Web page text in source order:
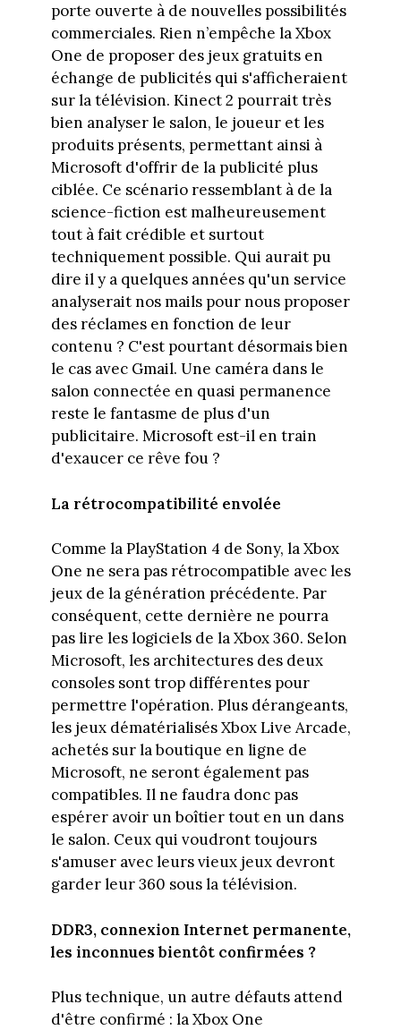
porte ouverte à de nouvelles possibilités
commerciales. Rien n’empêche la Xbox
One de proposer des jeux gratuits en
échange de publicités qui s'afficheraient
sur la télévision. Kinect 2 pourrait très
bien analyser le salon, le joueur et les
produits présents, permettant ainsi à
Microsoft d'offrir de la publicité plus
ciblée. Ce scénario ressemblant à de la
science-fiction est malheureusement
tout à fait crédible et surtout
techniquement possible. Qui aurait pu
dire il y a quelques années qu'un service
analyserait nos mails pour nous proposer
des réclames en fonction de leur
contenu ? C'est pourtant désormais bien
le cas avec Gmail. Une caméra dans le
salon connectée en quasi permanence
reste le fantasme de plus d'un
publicitaire. Microsoft est-il en train
d'exaucer ce rêve fou ?
La rétrocompatibilité envolée
Comme la PlayStation 4 de Sony, la Xbox
One ne sera pas rétrocompatible avec les
jeux de la génération précédente. Par
conséquent, cette dernière ne pourra
pas lire les logiciels de la Xbox 360. Selon
Microsoft, les architectures des deux
consoles sont trop différentes pour
permettre l'opération. Plus dérangeants,
les jeux dématérialisés Xbox Live Arcade,
achetés sur la boutique en ligne de
Microsoft, ne seront également pas
compatibles. Il ne faudra donc pas
espérer avoir un boîtier tout en un dans
le salon. Ceux qui voudront toujours
s'amuser avec leurs vieux jeux devront
garder leur 360 sous la télévision.
DDR3, connexion Internet permanente,
les inconnues bientôt confirmées ?
Plus technique, un autre défauts attend
d'être confirmé : la Xbox One